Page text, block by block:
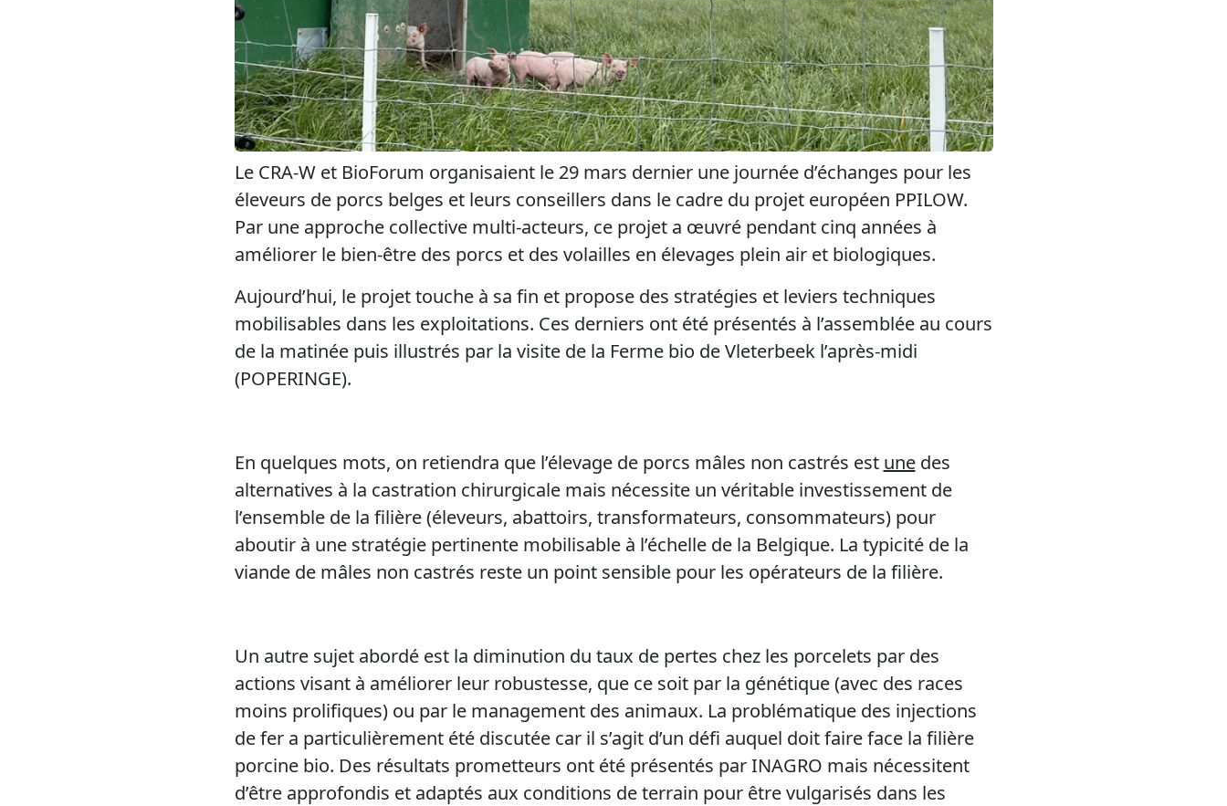
Le CRA-W et BioForum organisaient le 29 mars dernier une journée d’échanges pour les
éleveurs de porcs belges et leurs conseillers dans le cadre du projet européen PPILOW.
Par une approche collective multi-acteurs, ce projet a œuvré pendant cinq années à
améliorer le bien-être des porcs et des volailles en élevages plein air et biologiques.
Aujourd’hui, le projet touche à sa fin et propose des stratégies et leviers techniques
mobilisables dans les exploitations. Ces derniers ont été présentés à l’assemblée au cours
de la matinée puis illustrés par la visite de la Ferme bio de Vleterbeek l’après-midi
(POPERINGE).
En quelques mots, on retiendra que l’élevage de porcs mâles non castrés est unedes
alternatives à la castration chirurgicale mais nécessite un véritable investissement de
l’ensemble de la filière (éleveurs, abattoirs, transformateurs, consommateurs) pour
aboutir à une stratégie pertinente mobilisable à l’échelle de la Belgique. La typicité de la
viande de mâles non castrés reste un point sensible pour les opérateurs de la filière.
Un autre sujet abordé est la diminution du taux de pertes chez les porcelets par des
actions visant à améliorer leur robustesse, que ce soit par la génétique (avec des races
moins prolifiques) ou par le management des animaux. La problématique des injections
de fer a particulièrement été discutée car il s’agit d’un défi auquel doit faire face la filière
porcine bio. Des résultats prometteurs ont été présentés par INAGRO mais nécessitent
d’être approfondis et adaptés aux conditions de terrain pour être vulgarisés dans les